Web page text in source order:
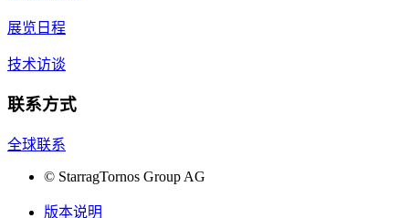
展览日程
技术访谈
联系方式
全球联系
© StarragTornos Group AG
版本说明